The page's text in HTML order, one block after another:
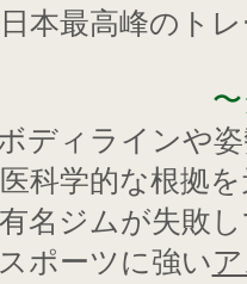
本最高峰のトレ
ディラインや姿
科学的な根拠を
名ジムが失敗
ポーツに強い